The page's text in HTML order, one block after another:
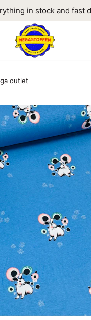
in stock and fast
outlet